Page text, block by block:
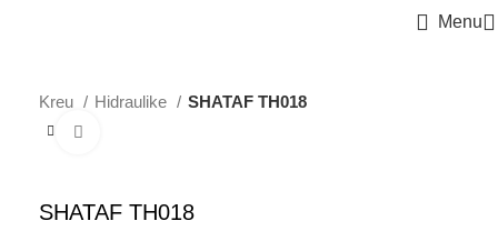
Menu
Kreu Hidraulike SHATAF TH018
SHATAF TH018